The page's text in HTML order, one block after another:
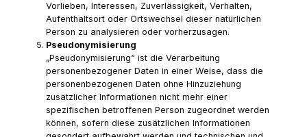
Vorlieben, Interessen, Zuverlässigkeit, Verhalten,
Aufenthaltsort oder Ortswechsel dieser natürlichen
Person zu analysieren oder vorherzusagen.
Pseudonymisierung
„Pseudonymisierung“ ist die Verarbeitung
personenbezogener Daten in einer Weise, dass die
personenbezogenen Daten ohne Hinzuziehung
zusätzlicher Informationen nicht mehr einer
spezifischen betroffenen Person zugeordnet werden
können, sofern diese zusätzlichen Informationen